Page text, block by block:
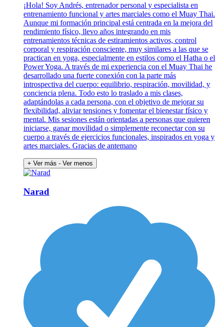
¡Hola! Soy Andrés, entrenador personal y especialista en
entrenamiento funcional y artes marciales como el Muay Thai.
Aunque mi formación principal está centrada en la mejora del
rendimiento físico, llevo años integrando en mis
entrenamientos técnicas de estiramientos activos, control
corporal y respiración consciente, muy similares a las que se
practican en yoga, especialmente en estilos como el Hatha o el
Power Yoga. A través de mi experiencia con el Muay Thai he
desarrollado una fuerte conexión con la parte más
introspectiva del cuerpo: equilibrio, respiración, movilidad, y
conciencia plena. Todo esto lo traslado a mis clases,
adaptándolas a cada persona, con el objetivo de mejorar su
flexibilidad, aliviar tensiones y fomentar el bienestar físico y
mental. Mis sesiones están orientadas a personas que quieren
iniciarse, ganar movilidad o simplemente reconectar con su
cuerpo a través de ejercicios funcionales, inspirados en yoga y
artes marciales. Gracias de antemano
+ Ver más - Ver menos
Narad